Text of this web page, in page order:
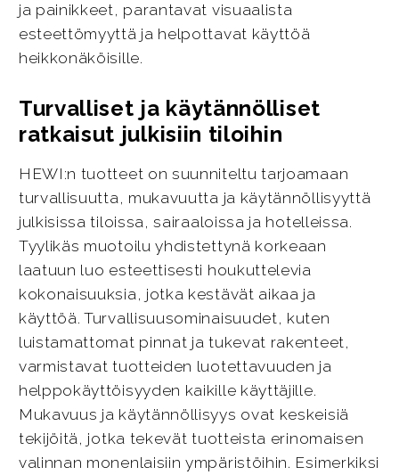
ja painikkeet, parantavat visuaalista
esteettömyyttä ja helpottavat käyttöä
heikkonäköisille.
Turvalliset ja käytännölliset
ratkaisut julkisiin tiloihin
HEWI:n tuotteet on suunniteltu tarjoamaan
turvallisuutta, mukavuutta ja käytännöllisyyttä
julkisissa tiloissa, sairaaloissa ja hotelleissa.
Tyylikäs muotoilu yhdistettynä korkeaan
laatuun luo esteettisesti houkuttelevia
kokonaisuuksia, jotka kestävät aikaa ja
käyttöä. Turvallisuusominaisuudet, kuten
luistamattomat pinnat ja tukevat rakenteet,
varmistavat tuotteiden luotettavuuden ja
helppokäyttöisyyden kaikille käyttäjille.
Mukavuus ja käytännöllisyys ovat keskeisiä
tekijöitä, jotka tekevät tuotteista erinomaisen
valinnan monenlaisiin ympäristöihin. Esimerkiksi